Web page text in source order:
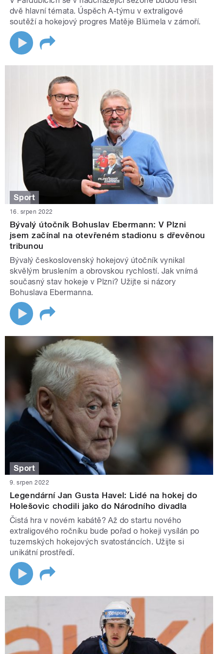
dvě hlavní témata. Úspěch A-týmu v extraligové
soutěží a hokejový progres Matěje Blümela v zámoří.
Sport
16. srpen 2022
Bývalý útočník Bohuslav Ebermann: V Plzni
jsem začínal na otevřeném stadionu s dřevěnou
tribunou
Bývalý československý hokejový útočník vynikal
skvělým bruslením a obrovskou rychlostí. Jak vnímá
současný stav hokeje v Plzni? Užijte si názory
Bohuslava Ebermanna.
Sport
9. srpen 2022
Legendární Jan Gusta Havel: Lidé na hokej do
Holešovic chodili jako do Národního divadla
Čistá hra v novém kabátě? Až do startu nového
extraligového ročníku bude pořad o hokeji vysílán po
tuzemských hokejových svatostáncích. Užijte si
unikátní prostředí.